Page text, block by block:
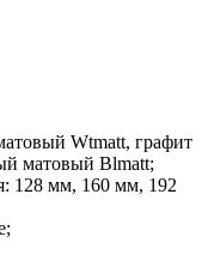
Wtmatt, графит
матовый Blmatt;
128 мм, 160 мм, 192